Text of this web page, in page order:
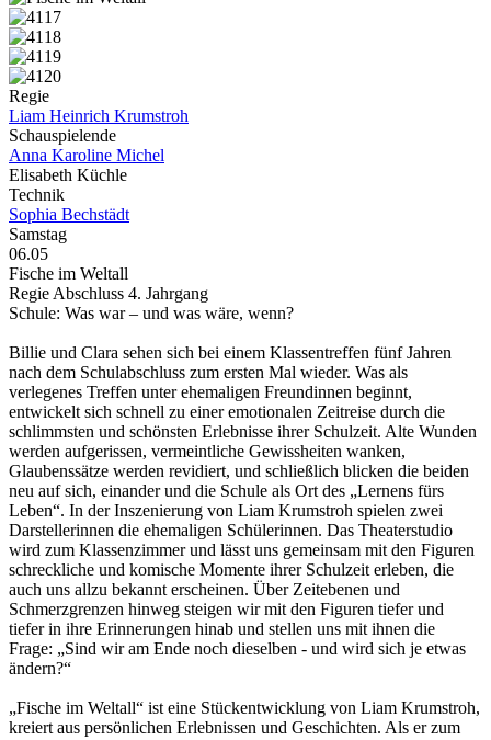
Regie
Liam Heinrich Krumstroh
Schauspielende
Anna Karoline Michel
Elisabeth Küchle
Technik
Sophia Bechstädt
Samstag
06.05
Fische im Weltall
Regie Abschluss 4. Jahrgang
Schule: Was war – und was wäre, wenn?
Billie und Clara sehen sich bei einem Klassentreffen fünf Jahren
nach dem Schulabschluss zum ersten Mal wieder. Was als
verlegenes Treffen unter ehemaligen Freundinnen beginnt,
entwickelt sich schnell zu einer emotionalen Zeitreise durch die
schlimmsten und schönsten Erlebnisse ihrer Schulzeit. Alte Wunden
werden aufgerissen, vermeintliche Gewissheiten wanken,
Glaubenssätze werden revidiert, und schließlich blicken die beiden
neu auf sich, einander und die Schule als Ort des „Lernens fürs
Leben“. In der Inszenierung von Liam Krumstroh spielen zwei
Darstellerinnen die ehemaligen Schülerinnen. Das Theaterstudio
wird zum Klassenzimmer und lässt uns gemeinsam mit den Figuren
schreckliche und komische Momente ihrer Schulzeit erleben, die
auch uns allzu bekannt erscheinen. Über Zeitebenen und
Schmerzgrenzen hinweg steigen wir mit den Figuren tiefer und
tiefer in ihre Erinnerungen hinab und stellen uns mit ihnen die
Frage: „Sind wir am Ende noch dieselben - und wird sich je etwas
ändern?“
„Fische im Weltall“ ist eine Stückentwicklung von Liam Krumstroh,
kreiert aus persönlichen Erlebnissen und Geschichten. Als er zum